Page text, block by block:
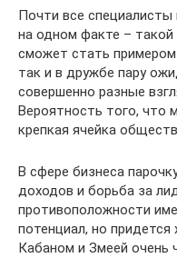
Почти все специалисты
на одном факте –
сможет стать
так и в дружбе пару
совершенно разные
Вероятность того, что
крепкая ячейка
В сфере бизнеса
доходов и борьба за
противоположности
потенциал, но
Кабаном и Змеей очень